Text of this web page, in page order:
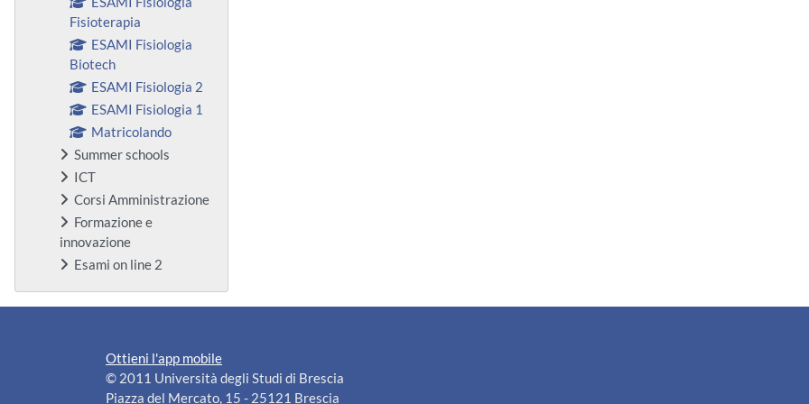
Fisioterapia
ESAMI Fisiologia
Biotech
ESAMI Fisiologia 2
ESAMI Fisiologia 1
Matricolando
Summer schools
ICT
Corsi Amministrazione
Formazione e
innovazione
Esami on line 2
Ottieni l'app mobile
© 2011 Università degli Studi di Brescia
Piazza del Mercato, 15 - 25121 Brescia